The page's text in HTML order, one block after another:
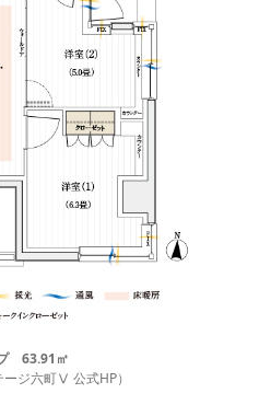
63.91㎡
ージ六町Ⅴ 公式HP）